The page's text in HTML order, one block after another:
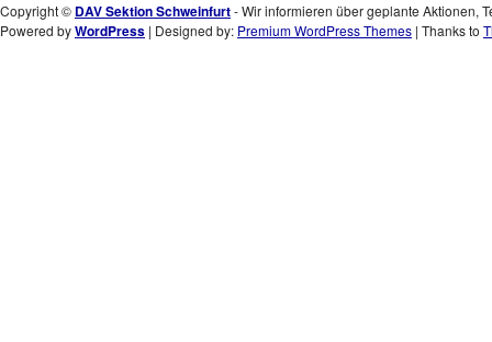
Copyright © DAV Sektion Schweinfurt- Wir informieren über geplante Aktionen,
Powered byWordPress | Designed by: Premium WordPress Themes | Thanks to